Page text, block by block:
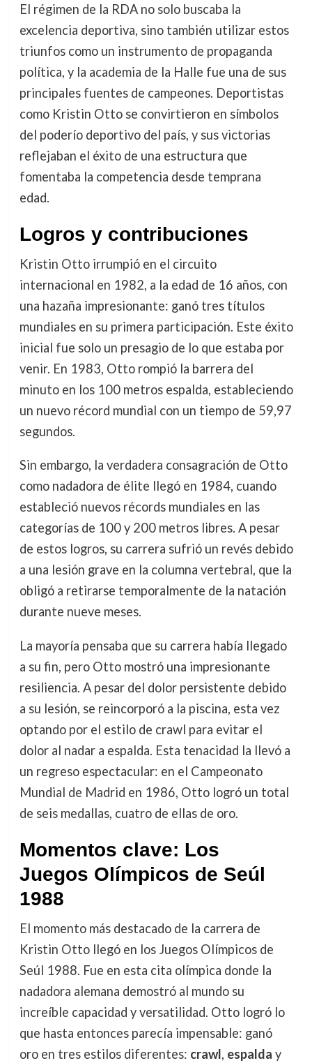
El régimen de la RDA no solo buscaba la
excelencia deportiva, sino también utilizar estos
triunfos como un instrumento de propaganda
política, y la academia de la Halle fue una de sus
principales fuentes de campeones. Deportistas
como Kristin Otto se convirtieron en símbolos
del poderío deportivo del país, y sus victorias
reflejaban el éxito de una estructura que
fomentaba la competencia desde temprana
edad.
Logros y contribuciones
Kristin Otto irrumpió en el circuito
internacional en 1982, a la edad de 16 años, con
una hazaña impresionante: ganó tres títulos
mundiales en su primera participación. Este éxito
inicial fue solo un presagio de lo que estaba por
venir. En 1983, Otto rompió la barrera del
minuto en los 100 metros espalda, estableciendo
un nuevo récord mundial con un tiempo de 59,97
segundos.
Sin embargo, la verdadera consagración de Otto
como nadadora de élite llegó en 1984, cuando
estableció nuevos récords mundiales en las
categorías de 100 y 200 metros libres. A pesar
de estos logros, su carrera sufrió un revés debido
a una lesión grave en la columna vertebral, que la
obligó a retirarse temporalmente de la natación
durante nueve meses.
La mayoría pensaba que su carrera había llegado
a su fin, pero Otto mostró una impresionante
resiliencia. A pesar del dolor persistente debido
a su lesión, se reincorporó a la piscina, esta vez
optando por el estilo de crawl para evitar el
dolor al nadar a espalda. Esta tenacidad la llevó a
un regreso espectacular: en el Campeonato
Mundial de Madrid en 1986, Otto logró un total
de seis medallas, cuatro de ellas de oro.
Momentos clave: Los
Juegos Olímpicos de Seúl
1988
El momento más destacado de la carrera de
Kristin Otto llegó en los Juegos Olímpicos de
Seúl 1988. Fue en esta cita olímpica donde la
nadadora alemana demostró al mundo su
increíble capacidad y versatilidad. Otto logró lo
que hasta entonces parecía impensable: ganó
oro en tres estilos diferentes: crawl, espalda y